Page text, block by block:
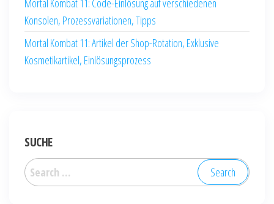
Mortal Kombat 11: Code-Einlösung auf verschiedenen
Konsolen, Prozessvariationen, Tipps
Mortal Kombat 11: Artikel der Shop-Rotation, Exklusive
Kosmetikartikel, Einlösungsprozess
SUCHE
Search
for: